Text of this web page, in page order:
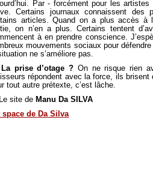
Par - forcément pour les
Certains journaux connaissent des
articles. Quand on a plus accès à
on n’en a plus. Certains tentent
à en prendre conscience.
mouvements sociaux pour
ne s’améliore pas.
prise d’otage ? On ne risque rien
répondent avec la force, ils
tout autre prétexte, c’est lâche.
site de Manu Da SILVA
space de Da Silva